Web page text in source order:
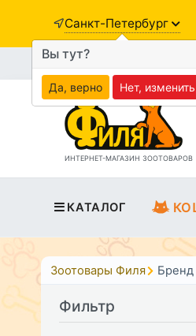
Санкт-Петербург
ИНТЕРНЕТ-МАГАЗИН ЗООТОВАРОВ
КАТАЛОГ
Зоотовары Филя Бренд
Фильтр
Вы тут?
Да, верно Нет, изменить